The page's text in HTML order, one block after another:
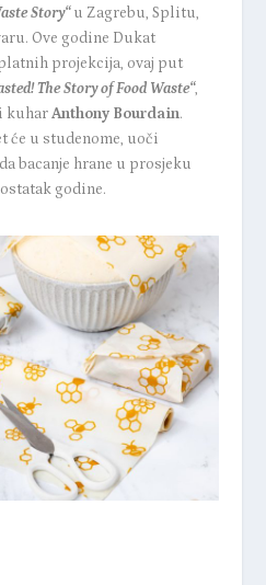
Story“u Zagrebu, Splitu,
Ove godine Dukat
projekcija, ovaj put
The Story of Food Waste“,
kuharAnthony Bourdain.
će u studenome, uoči
bacanje hrane u prosjeku
godine.